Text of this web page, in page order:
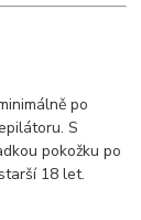
po
S
pokožku po
18 let.